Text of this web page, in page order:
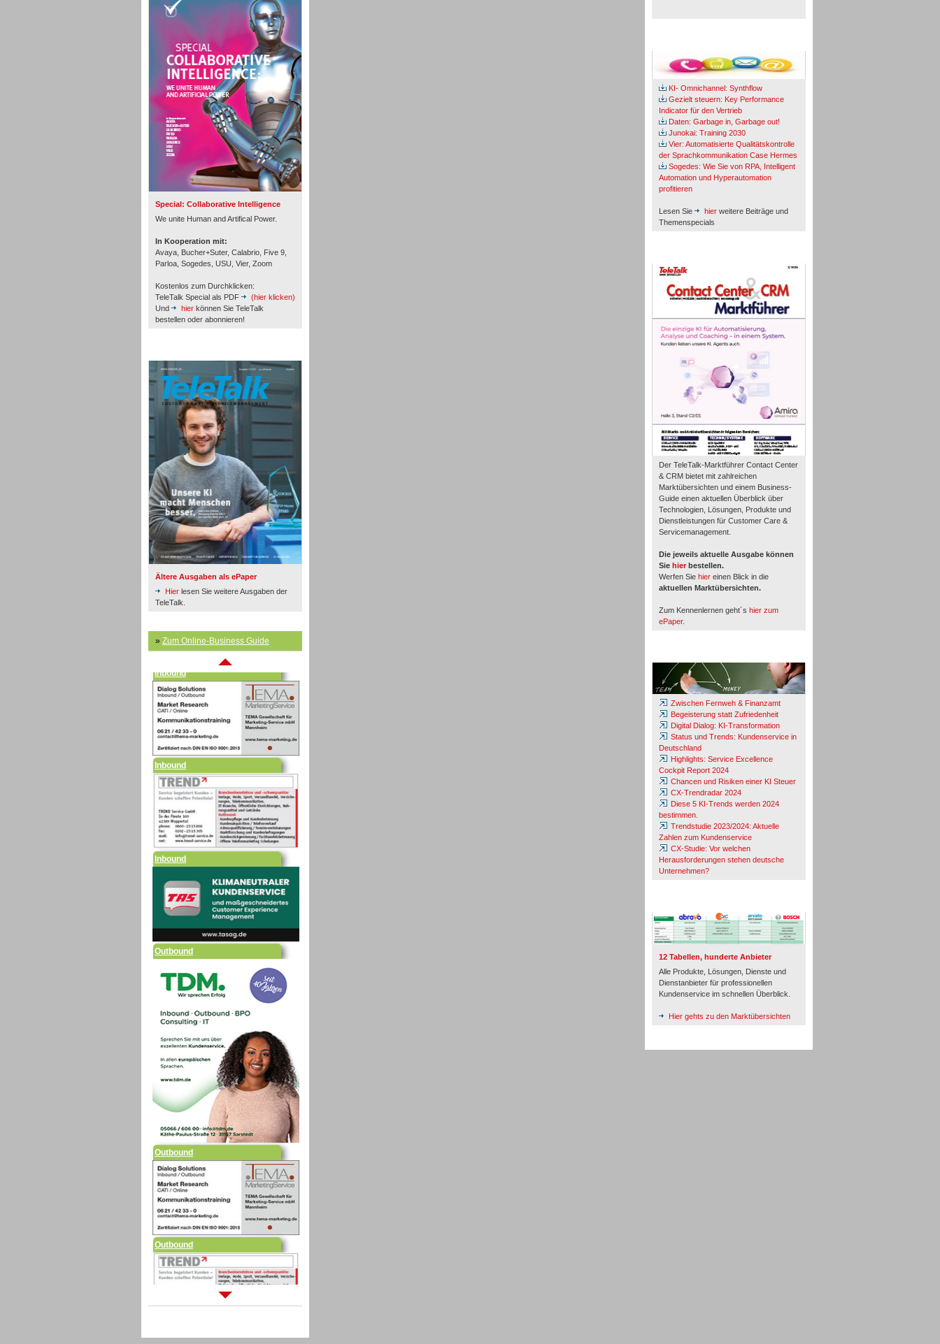
Special: Collaborative Intelligence
We unite Human and Artifical Power.
In Kooperation mit:
Avaya, Bucher+Suter, Calabrio, Five 9,
Parloa, Sogedes, USU, Vier, Zoom
Kostenlos zum Durchklicken:
TeleTalk Special als PDF
(hier klicken)
Und
hier können Sie TeleTalk
bestellen oder abonnieren!
Ältere Ausgaben als ePaper
Hier lesen Sie weitere Ausgaben der
TeleTalk.
» Zum Online-Business Guide
Personal
Inbound
Inbound
Inbound
Inbound
Inbound
Outbound
KI- Omnichannel: Synthflow
Gezielt steuern: Key Performance
Indicator für den Vertrieb
Daten: Garbage in, Garbage out!
Junokai: Training 2030
Vier: Automatisierte Qualitätskontrolle
der Sprachkommunikation Case Hermes
Sogedes: Wie Sie von RPA, Intelligent
Automation und Hyperautomation
profitieren
Lesen Sie hier weitere Beiträge und
Themenspecials
Der TeleTalk-Marktführer Contact Center
& CRM bietet mit zahlreichen
Marktübersichten und einem Business-
Guide einen aktuellen Überblick über
Technologien, Lösungen, Produkte und
Dienstleistungen für Customer Care &
Servicemanagement.
Die jeweils aktuelle Ausgabe können
Sie hier bestellen.
Werfen Sie hier einen Blick in die
aktuellen Marktübersichten.
Zum Kennenlernen geht´s hier zum
ePaper.
Zwischen Fernweh & Finanzamt
Begeisterung statt Zufriedenheit
Digital Dialog: KI-Transformation
Status und Trends: Kundenservice in
Deutschland
Highlights: Service Excellence
Cockpit Report 2024
Chancen und Risiken einer KI Steuer
CX-Trendradar 2024
Diese 5 KI-Trends werden 2024
bestimmen.
Trendstudie 2023/2024: Aktuelle
Zahlen zum Kundenservice
CX-Studie: Vor welchen
Herausforderungen stehen deutsche
Unternehmen?
12 Tabellen, hunderte Anbieter
Alle Produkte, Lösungen, Dienste und
Dienstanbieter für professionellen
Kundenservice im schnellen Überblick.
Hier gehts zu den Marktübersichten